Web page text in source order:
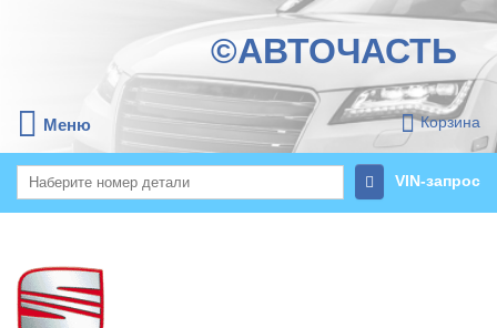
©АВТОЧАСТЬ
Меню Корзина
VIN-запрос